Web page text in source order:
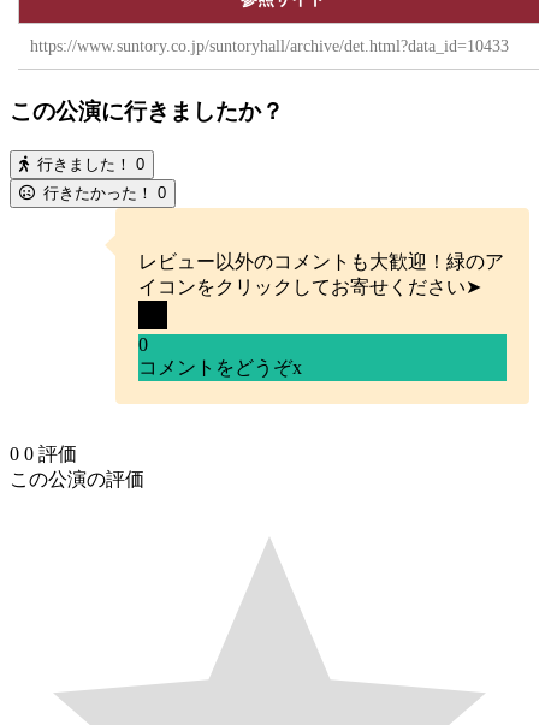
https://www.suntory.co.jp/suntoryhall/archive/det.html?data_id=10433
この公演に行きましたか？
行きました！ 0
行きたかった！ 0
レビュー以外のコメントも大歓迎！緑のア
イコンをクリックしてお寄せください➤
0
コメントをどうぞx
0 0 評価
この公演の評価